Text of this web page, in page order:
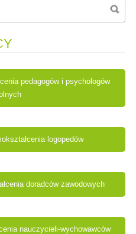
pedagogów i psychologów
logopedów
doradców zawodowych
nauczycieli-wychowawców